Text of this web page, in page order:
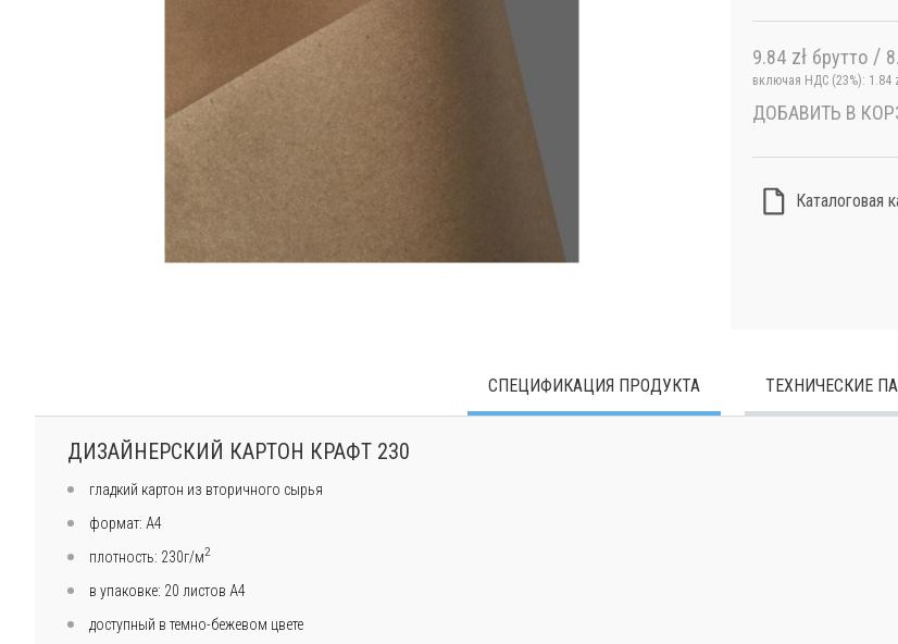
9.84 zł брутто /
включая НДС (23%): 1.84
ДОБАВИТЬ В
Каталоговая
СПЕЦИФИКАЦИЯ ПРОДУКТА ТЕХНИЧЕСКИЕ
ДИЗАЙНЕРСКИЙ КАРТОН КРАФТ 230
гладкий картон из вторичного сырья
формат: А4
плотность: 230г/м2
в упаковке: 20 листов A4
доступный в темно-бежевом цвете